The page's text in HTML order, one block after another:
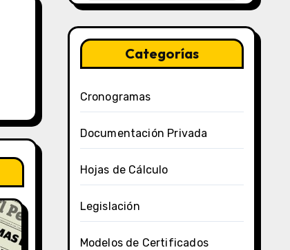
Categorías
Cronogramas
Documentación Privada
Hojas de Cálculo
Legislación
Modelos de Certificados